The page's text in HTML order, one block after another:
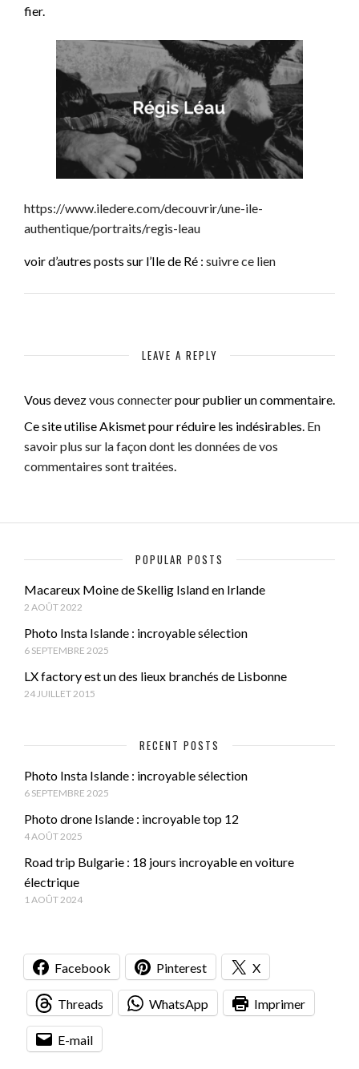
fier.
https://www.iledere.com/decouvrir/une-ile-
authentique/portraits/regis-leau
voir d’autres posts sur l’Ile de Ré : suivre ce lien
LEAVE A REPLY
Vous devezvous connecterpour publier un commentaire.
Ce site utilise Akismet pour réduire les indésirables. En
savoir plus sur la façon dont les données de vos
commentaires sont traitées.
POPULAR POSTS
Macareux Moine de Skellig Island en Irlande
2 AOÛT 2022
Photo Insta Islande : incroyable sélection
6 SEPTEMBRE 2025
LX factory est un des lieux branchés de Lisbonne
24 JUILLET 2015
RECENT POSTS
Photo Insta Islande : incroyable sélection
6 SEPTEMBRE 2025
Photo drone Islande : incroyable top 12
4 AOÛT 2025
Road trip Bulgarie : 18 jours incroyable en voiture
électrique
1 AOÛT 2024
Facebook Pinterest X
Threads WhatsApp Imprimer
E-mail